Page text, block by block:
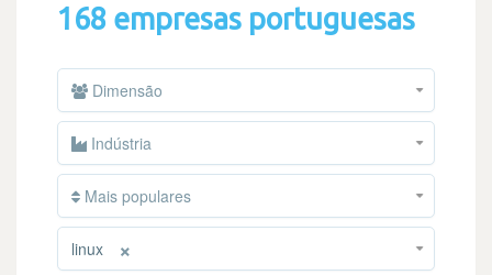
168 empresas portuguesas
Dimensão
Indústria
Mais populares
×
linux